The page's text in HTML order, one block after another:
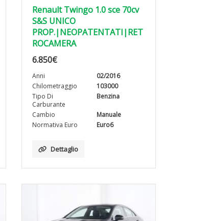
Renault Twingo 1.0 sce 70cv
S&S UNICO
PROP.|NEOPATENTATI|RET
ROCAMERA
6.850€
Anni
02/2016
Chilometraggio
103000
Tipo Di
Carburante
Benzina
Cambio
Manuale
Normativa Euro
Euro6
Dettaglio